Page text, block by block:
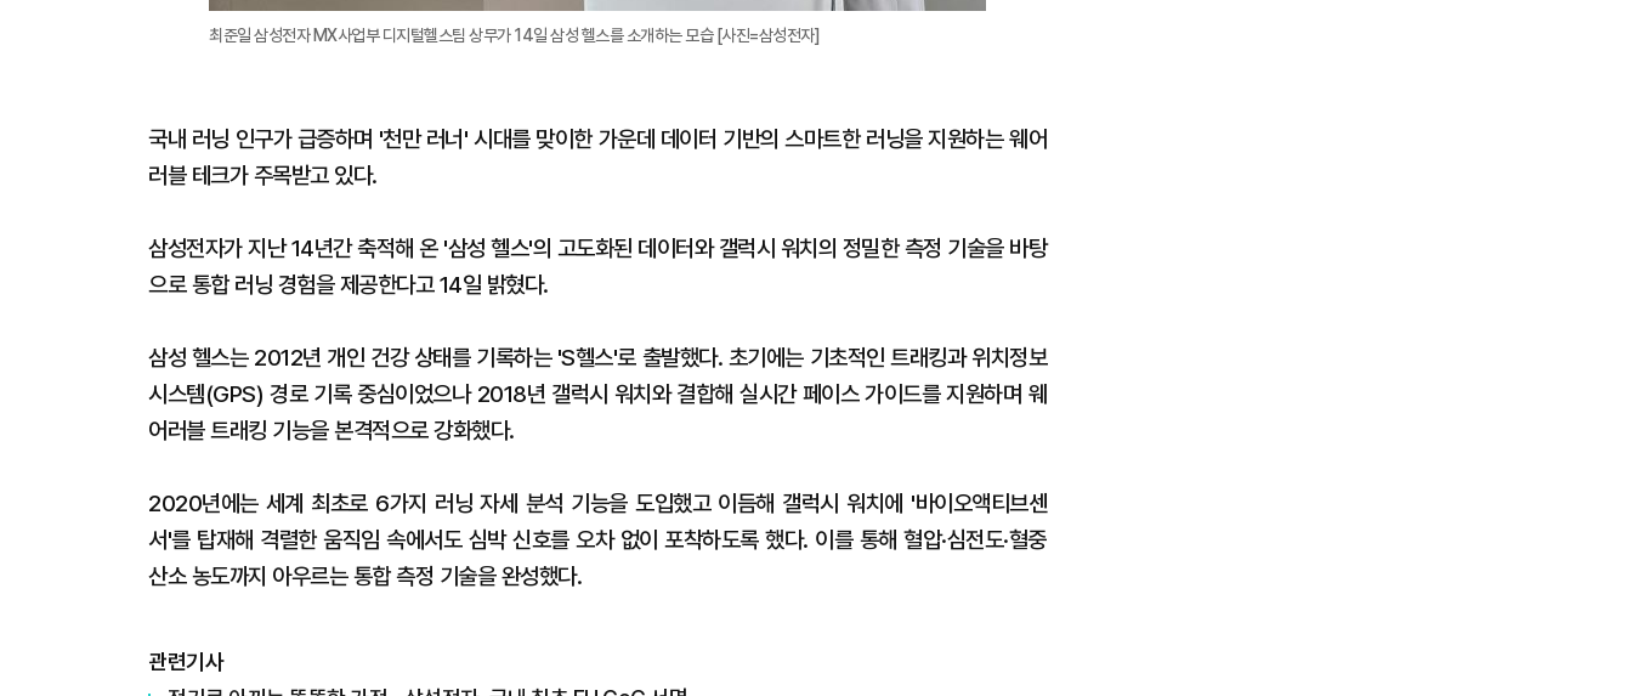
최준일 삼성전자 MX사업부 디지털헬스팀 상무가 14일 삼성 헬스를 소개하는 모습 [사진=삼성전자]
국내 러닝 인구가 급증하며 '천만 러너' 시대를 맞이한 가운데 데이터 기반의 스마트한 러닝을 지원하는 웨어
러블 테크가 주목받고 있다.
삼성전자가 지난 14년간 축적해 온 '삼성 헬스'의 고도화된 데이터와 갤럭시 워치의 정밀한 측정 기술을 바탕
으로 통합 러닝 경험을 제공한다고 14일 밝혔다.
삼성 헬스는 2012년 개인 건강 상태를 기록하는 'S헬스'로 출발했다. 초기에는 기초적인 트래킹과 위치정보
시스템(GPS) 경로 기록 중심이었으나 2018년 갤럭시 워치와 결합해 실시간 페이스 가이드를 지원하며 웨
어러블 트래킹 기능을 본격적으로 강화했다.
2020년에는 세계 최초로 6가지 러닝 자세 분석 기능을 도입했고 이듬해 갤럭시 워치에 '바이오액티브센
서'를 탑재해 격렬한 움직임 속에서도 심박 신호를 오차 없이 포착하도록 했다. 이를 통해 혈압·심전도·혈중
산소 농도까지 아우르는 통합 측정 기술을 완성했다.
관련기사